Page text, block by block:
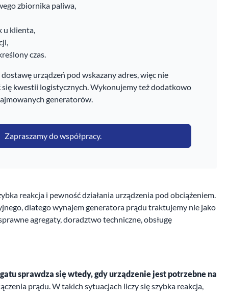
zbiornika paliwa,
u klienta,
czas.
urządzeń pod wskazany adres, więc nie
się kwestii logistycznych. Wykonujemy też dodatkowo
generatorów.
Zapraszamy do współpracy.
reakcja i pewność działania urządzenia pod obciążeniem.
dlatego wynajem generatora prądu traktujemy nie jako
agregaty, doradztwo techniczne, obsługę
sprawdza się wtedy, gdy urządzenie jest potrzebne na
prądu. W takich sytuacjach liczy się szybka reakcja,